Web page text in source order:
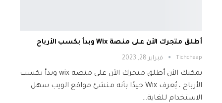
أطلق متجرك الأن على منصة Wix وبدأ بكسب الأرباح
Tichcheap فبراير 28, 2023
يمكنك الأن أطلق متجرك الأن على منصة wix وبدأ بكسب
الأرباح ، يُعرف Wix جيدًا بأنه منشئ مواقع الويب سهل
الاستخدام للغاية…